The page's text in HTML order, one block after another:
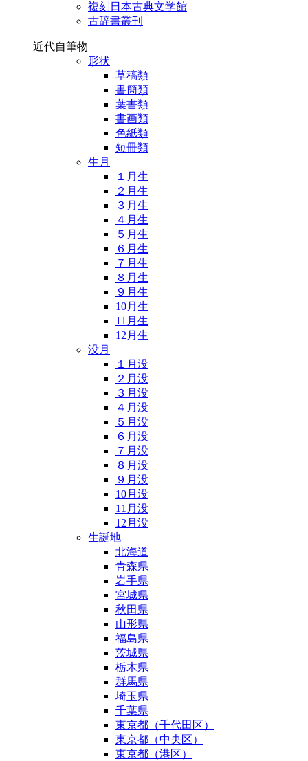
複刻日本古典文学館
古辞書叢刊
近代自筆物
形状
草稿類
書簡類
葉書類
書画類
色紙類
短冊類
生月
１月生
２月生
３月生
４月生
５月生
６月生
７月生
８月生
９月生
10月生
11月生
12月生
没月
１月没
２月没
３月没
４月没
５月没
６月没
７月没
８月没
９月没
10月没
11月没
12月没
生誕地
北海道
青森県
岩手県
宮城県
秋田県
山形県
福島県
茨城県
栃木県
群馬県
埼玉県
千葉県
東京都（千代田区）
東京都（中央区）
東京都（港区）